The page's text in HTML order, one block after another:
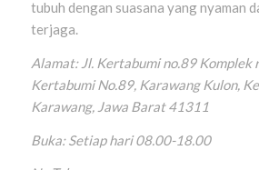
tubuh dengan suasana yang nyaman
terjaga.
Alamat: Jl. Kertabumi no.89 Komplek
Kertabumi No.89, Karawang Kulon,
Karawang, Jawa Barat 41311
Buka: Setiap hari 08.00-18.00